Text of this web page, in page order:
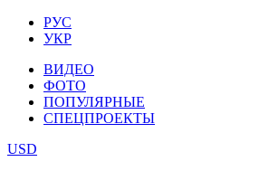
РУС
УКР
ВИДЕО
ФОТО
ПОПУЛЯРНЫЕ
СПЕЦПРОЕКТЫ
USD